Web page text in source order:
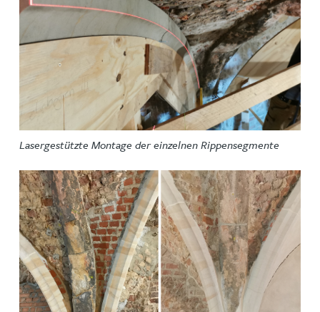
Lasergestützte Montage der einzelnen Rippensegmente